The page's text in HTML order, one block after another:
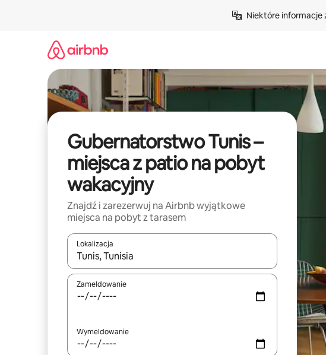
Niektóre informacje
Gubernatorstwo Tunis –
miejsca z patio na pobyt
wakacyjny
Znajdź i zarezerwuj na Airbnb wyjątkowe
miejsca na pobyt z tarasem
Lokalizacja
Gdy wyniki będą dostępne, możesz poruszać się po nich za
Zameldowanie
Wymeldowanie